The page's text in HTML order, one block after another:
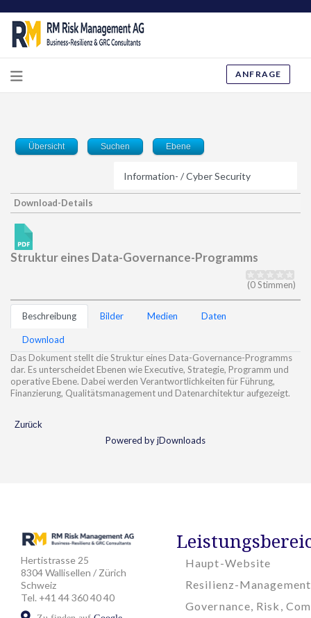
ANFRAGE
Übersicht Suchen Ebene
Download-Details
Struktur eines Data-Governance-Programms
(0 Stimmen)
Beschreibung Bilder Medien Daten
Download
Das Dokument stellt die Struktur eines Data-Governance-Programms
dar. Es unterscheidet Ebenen wie Executive, Strategie, Programm und
operative Ebene. Dabei werden Verantwortlichkeiten für Führung,
Finanzierung, Qualitätsmanagement und Datenarchitektur aufgezeigt.
Zurück
Powered by jDownloads
Hertistrasse 25
8304 Wallisellen / Zürich
Schweiz
Tel. +41 44 360 40 40
Haupt-Website
Resilienz-Management
Governance, Risk,